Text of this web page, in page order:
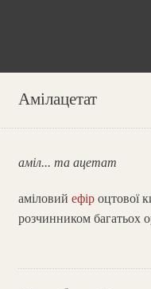
Амілацетат
аміл... та ацетат
аміловий ефіроцтової
розчинником багатьох